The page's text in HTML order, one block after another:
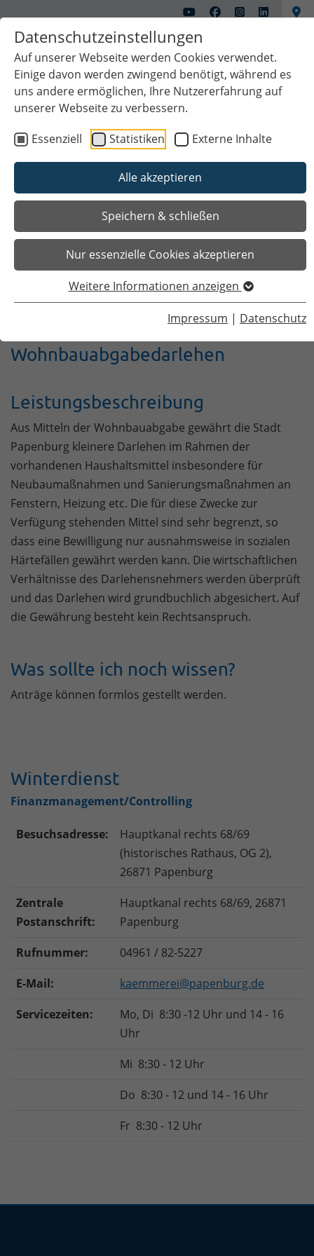
Datenschutzeinstellungen
Auf unserer Webseite werden Cookies verwendet.
Einige davon werden zwingend benötigt, während es
uns andere ermöglichen, Ihre Nutzererfahrung auf
unserer Webseite zu verbessern.
Essenziell
Statistiken Externe Inhalte
Alle akzeptieren
Speichern & schließen
Nur essenzielle Cookies akzeptieren
Weitere Informationen anzeigen
Impressum | Datenschutz
Das Wichtigste auf einen Blick
Startseite Bürgerservice
Dienstleistungen
Wohnbauabgabedarlehen
Wohnbauabgabedarlehen
Leistungsbeschreibung
Aus Mitteln der Wohnbauabgabe gewährt die Stadt
Papenburg kleinere Darlehen im Rahmen der
vorhandenen Haushaltsmittel insbesondere für
Neubaumaßnahmen und Sanierungsmaßnahmen an
Fenstern, Heizung etc. Die für diese Zwecke zur
Verfügung stehenden Mittel sind sehr begrenzt, so
dass eine Bewilligung nur ausnahmsweise in sozialen
Härtefällen gewährt werden kann. Die wirtschaftlichen
Verhältnisse des Darlehensnehmers werden überprüft
und das Darlehen wird grundbuchlich abgesichert. Auf
die Gewährung besteht kein Rechtsanspruch.
Was sollte ich noch wissen?
Anträge können formlos gestellt werden.
Winterdienst
Finanzmanagement/Controlling
Besuchsadresse:
Hauptkanal rechts 68/69
(historisches Rathaus, OG 2),
26871 Papenburg
Zentrale
Postanschrift:
Hauptkanal rechts 68/69, 26871
Papenburg
Rufnummer:
04961 / 82-5227
E-Mail:
kaemmerei@papenburg.de
Servicezeiten:
Mo, Di 8:30 -12 Uhr und 14 - 16
Uhr
Mi 8:30 - 12 Uhr
Do 8:30 - 12 und 14 - 16 Uhr
Fr 8:30 - 12 Uhr